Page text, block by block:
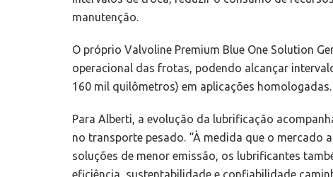
manutenção.
O próprio Valvoline Premium Blue One Solution
operacional das frotas, podendo alcançar
160 mil quilômetros) em aplicações homologadas.
Para Alberti, a evolução da lubrificação
no transporte pesado. “À medida que o mercado
soluções de menor emissão, os lubrificantes
eficiência, sustentabilidade e confiabilidade